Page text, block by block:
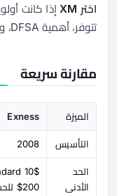
اختر XM
إذا كانت
تتوفر، أهمية DFSA، وبداية منخفضة من 5$.
مقارنة سريعة
الميزة Exness
التأسيس 2008
الحد
الأدنى
200$